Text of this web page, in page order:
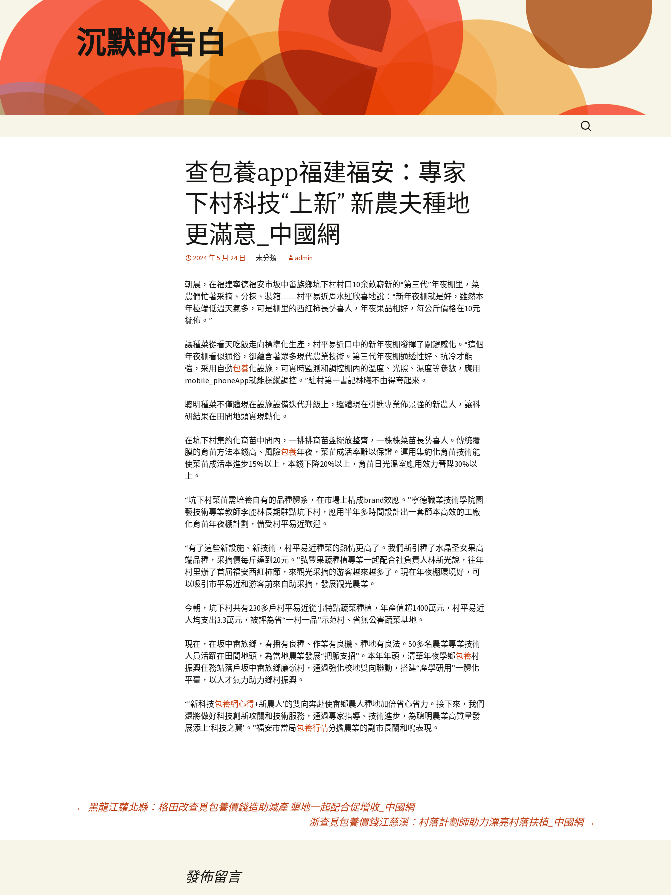
要
內
容
沉默的告白
搜
尋
查包養app福建福安：專家
下村科技“上新” 新農夫種地
更滿意_中國網
2024 年 5 月 24 日 未分類 admin
朝晨，在福建寧德福安市坂中畬族鄉坑下村村口10余畝嶄新的“第三代”年夜棚里，菜
農們忙著采摘、分揀、裝箱……村平易近周水運欣喜地說：“新年夜棚就是好，雖然本
年極端低溫天氣多，可是棚里的西紅柿長勢喜人，年夜果品相好，每公斤價格在10元
擺佈。”
讓種菜從看天吃飯走向標準化生產，村平易近口中的新年夜棚發揮了關鍵感化。“這個
年夜棚看似通俗，卻蘊含著眾多現代農業技術。第三代年夜棚通透性好、抗冷才能
強，采用自動包養化設施，可實時監測和調控棚內的溫度、光照、濕度等參數，應用
mobile_phoneApp就能操縱調控。”駐村第一書記林曦不由得夸起來。
聰明種菜不僅體現在設施設備迭代升級上，還體現在引進專業佈景強的新農人，讓科
研結果在田間地頭實現轉化。
在坑下村集約化育苗中間內，一排排育苗盤擺放整齊，一株株菜苗長勢喜人。傳統覆
膜的育苗方法本錢高、風險包養年夜，菜苗成活率難以保證。運用集約化育苗技術能
使菜苗成活率進步15%以上，本錢下降20%以上，育苗日光溫室應用效力晉陞30%以
上。
“坑下村菜苗需培養自有的品種體系，在市場上構成brand效應。”寧德職業技術學院園
藝技術專業教師李麗林長期駐點坑下村，應用半年多時間設計出一套節本高效的工廠
化育苗年夜棚計劃，備受村平易近歡迎。
“有了這些新設施、新技術，村平易近種菜的熱情更高了。我們新引種了水晶圣女果高
端品種，采摘價每斤達到20元。”弘豐果蔬種植專業一起配合社負責人林新光說，往年
村里辦了首屆福安西紅柿節，來觀光采摘的游客越來越多了。現在年夜棚環境好，可
以吸引市平易近和游客前來自助采摘，發展觀光農業。
今朝，坑下村共有230多戶村平易近從事特點蔬菜種植，年產值超1400萬元，村平易近
人均支出3.3萬元，被評為省“一村一品”示范村、省無公害蔬菜基地。
現在，在坂中畬族鄉，春播有良種、作業有良機、種地有良法。50多名農業專業技術
人員活躍在田間地頭，為當地農業發展“把脈支招”。本年年頭，清華年夜學鄉包養村
振興任務站落戶坂中畬族鄉廉嶺村，通過強化校地雙向聯動，搭建“產學研用”一體化
平臺，以人才氣力助力鄉村振興。
“‘新科技包養網心得+新農人’的雙向奔赴使畬鄉農人種地加倍省心省力。接下來，我們
還將做好科技創新攻關和技術服務，通過專家指導、技術進步，為聰明農業高質量發
展添上‘科技之翼’。”福安市當局包養行情分擔農業的副市長蘭和鳴表現。
章
← 黑龍江蘿北縣：格田改查覓包養價錢造助減產 墾地一起配合促增收_中國網
浙查覓包養價錢江慈溪：村落計劃師助力漂亮村落扶植_中國網 →
發佈留言